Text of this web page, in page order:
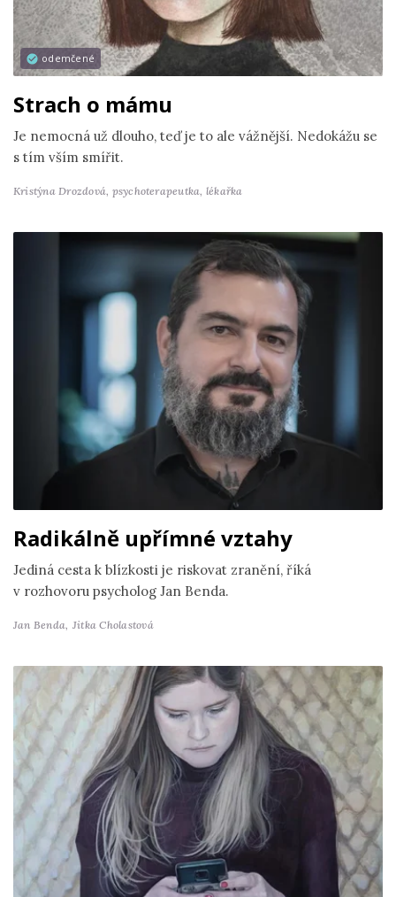
odemčené
Strach o mámu
Je nemocná už dlouho, teď je to ale vážnější. Nedokážu se
s tím vším smířit.
Kristýna Drozdová, psychoterapeutka, lékařka
Radikálně upřímné vztahy
Jediná cesta k blízkosti je riskovat zranění, říká
v rozhovoru psycholog Jan Benda.
Jan Benda, Jitka Cholastová